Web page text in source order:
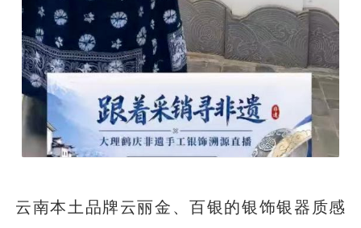
云南本土品牌云丽金、百银的银饰银器质感